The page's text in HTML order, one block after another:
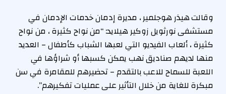
وقالت هيذر هوجلمير ، مديرة إدمان خدمات الإدمان في
مستشفى نورثويل زوكير هيلايد: “من نواح كثيرة ، من نواح
كثيرة ، ألعاب الفيديو التي لعبها الشباب كأطفال – العديد
منها لديهم صناديق نهب يمكن كسبها أو شراؤها في
اللعبة للسماح للاعب بالتقدم – تحضيرهم للمقامرة في سن
مبكرة للغاية من خلال التأثير على عمليات تفكيرهم”.